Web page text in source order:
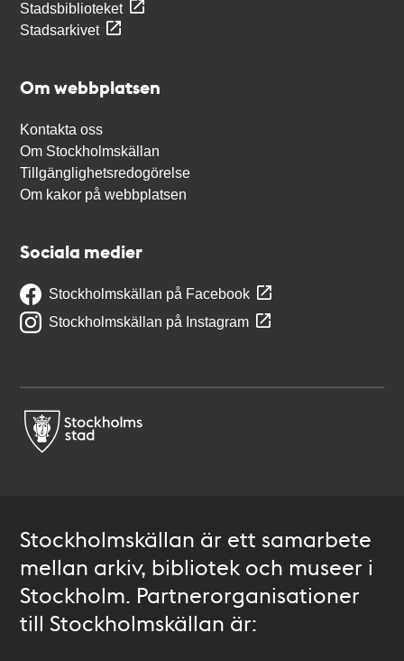
Stadsbiblioteket
Stadsarkivet
Om webbplatsen
Kontakta oss
Om Stockholmskällan
Tillgänglighetsredogörelse
Om kakor på webbplatsen
Sociala medier
Stockholmskällan på Facebook
Stockholmskällan på Instagram
Stockholmskällan är ett samarbete
mellan arkiv, bibliotek och museer i
Stockholm. Partnerorganisationer
till Stockholmskällan är: